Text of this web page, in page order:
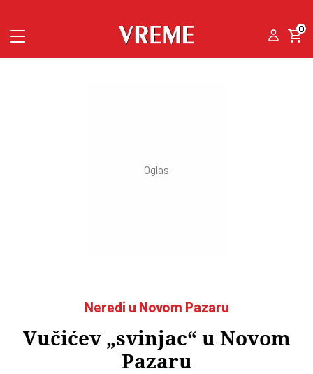
0
Neredi u Novom Pazaru
Vučićev „svinjac“ u Novom
Pazaru